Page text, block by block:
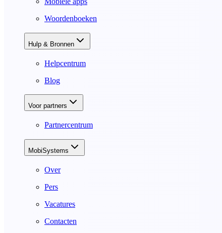
Woordenboeken
Hulp & Bronnen
Helpcentrum
Blog
Voor partners
Partnercentrum
MobiSystems
Over
Pers
Vacatures
Contacten